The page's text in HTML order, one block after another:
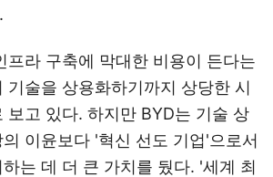
프라 구축에 막대한 비용이 든다는
기술을 상용화하기까지 상당한 시
보고 있다. 하지만 BYD는 기술 상
이윤보다 '혁신 선도 기업'으로서
는 데 더 큰 가치를 뒀다. '세계 최